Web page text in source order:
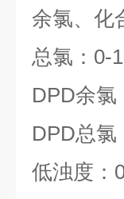
余氯、化
总氯：0-
DPD余氯
DPD总氯
低浊度：